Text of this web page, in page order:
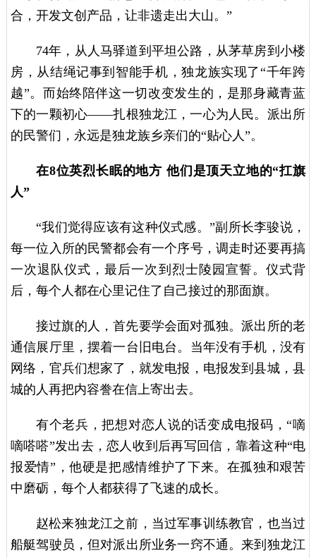
合，开发文创产品，让非遗走出大山。”
74年，从人马驿道到平坦公路，从茅草房到小楼
房，从结绳记事到智能手机，独龙族实现了“千年跨
越”。而始终陪伴这一切改变发生的，是那身藏青蓝
下的一颗初心——扎根独龙江，一心为人民。派出所
的民警们，永远是独龙族乡亲们的“贴心人”。
在8位英烈长眠的地方 他们是顶天立地的“扛旗
人”
“我们觉得应该有这种仪式感。”副所长李骏说，
每一位入所的民警都会有一个序号，调走时还要再搞
一次退队仪式，最后一次到烈士陵园宣誓。仪式背
后，每个人都在心里记住了自己接过的那面旗。
接过旗的人，首先要学会面对孤独。派出所的老
通信展厅里，摆着一台旧电台。当年没有手机，没有
网络，官兵们想家了，就发电报，电报发到县城，县
城的人再把内容誊在信上寄出去。
有个老兵，把想对恋人说的话变成电报码，“嘀
嘀嗒嗒”发出去，恋人收到后再写回信，靠着这种“电
报爱情”，他硬是把感情维护了下来。在孤独和艰苦
中磨砺，每个人都获得了飞速的成长。
赵松来独龙江之前，当过军事训练教官，也当过
船艇驾驶员，但对派出所业务一窍不通。来到独龙江